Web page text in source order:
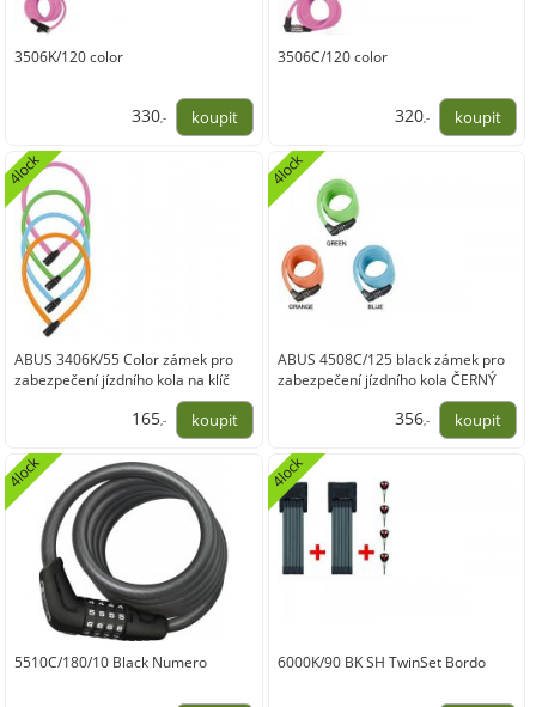
3506K/120 color
330,-
3506C/120 color
320,-
ABUS 3406K/55 Color zámek pro
zabezpečení jízdního kola na klíč
4lock
165,-
136,36
ABUS 4508C/125 black zámek pro
zabezpečení jízdního kola ČERNÝ
4lock
356,-
5510C/180/10 Black Numero
4lock
6000K/90 BK SH TwinSet Bordo
4lock